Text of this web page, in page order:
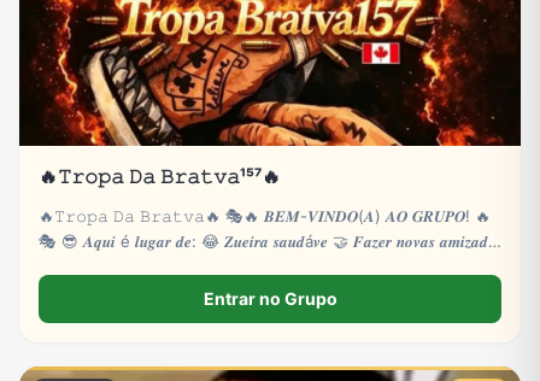
🔥𝚃𝚛𝚘𝚙𝚊 𝙳𝚊 𝙱𝚛𝚊𝚝𝚟𝚊¹⁵⁷🔥
🔥𝚃𝚛𝚘𝚙𝚊 𝙳𝚊 𝙱𝚛𝚊𝚝𝚟𝚊🔥 🎭🔥 𝑩𝑬𝑴-𝑽𝑰𝑵𝑫𝑶(𝑨) 𝑨𝑶 𝑮𝑹𝑼𝑷𝑶! 🔥
🎭 😎 𝑨𝒒𝒖𝒊 é 𝒍𝒖𝒈𝒂𝒓 𝒅𝒆: 😂 𝒁𝒖𝒆𝒊𝒓𝒂 𝒔𝒂𝒖𝒅á𝒗𝒆 🤝 𝑭𝒂𝒛𝒆𝒓 𝒏𝒐𝒗𝒂𝒔 𝒂𝒎𝒊𝒛𝒂𝒅𝒆𝒔
Entrar no Grupo